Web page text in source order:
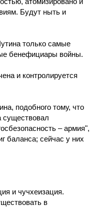
Будут ныть и
только самые
бенефициары войны.
и контролируется
подобного тому, что
существовал
– армия",
баланса; сейчас у них
и чучхеизация.
в